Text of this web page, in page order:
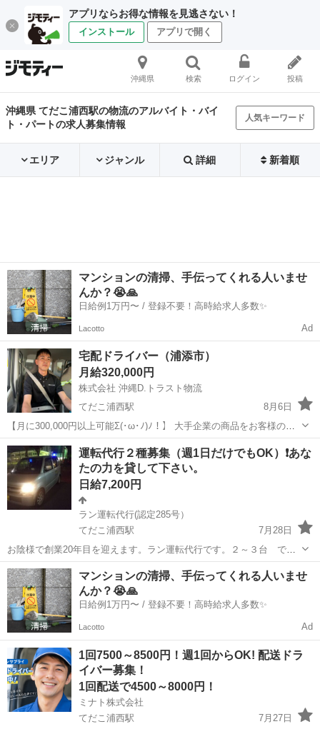
アプリならお得な情報を見逃さない！
インストール アプリで開く
沖縄県 検索 ログイン 投稿
沖縄県 てだこ浦西駅の物流のアルバイト・バイ
ト・パートの求人募集情報
人気キーワード
エリア ジャンル 詳細 新着順
マンションの清掃、手伝ってくれる人いませ
んか？😭🙏
日給例1万円〜 / 登録不要！高時給求人多数✨
Lacotto Ad
宅配ドライバー（浦添市）
月給320,000円
株式会社 沖縄D.トラスト物流
てだこ浦西駅
8月6日
【月に300,000円以上可能Σ(･ω･ﾉ)ﾉ！】 大手企業の商品をお客様の個
人宅へお届けする、宅配ドライバーを募集いたします！ 軽貨物車両を
お持ちでなくてもOK！会社が低額で貸し出しいたします！ 未経験の
方の応募も可...
沖縄 浦添市 てだこ浦西駅 ドライバー 積み込み
運転代行２種募集（週1日だけでもOK）❗️あな
たの力を貸して下さい。
日給7,200円
ラン運転代行(認定285号）
てだこ浦西駅
7月28日
お陰様で創業20年目を迎えます。ラン運転代行です。２～３台 で良
く宜野湾市近郊を稼働させて貰っています。スタッフ皆さん勤続年数
も長く、女性スタッフも頑張っております。融通の利く働きやすい 環
境にある職場だと思います。 ★...
沖縄 宜野湾市 てだこ浦西駅 ドライバー スタッフ
マンションの清掃、手伝ってくれる人いませ
んか？😭🙏
日給例1万円〜 / 登録不要！高時給求人多数✨
Lacotto Ad
1回7500～8500円！週1回からOK! 配送ドラ
イバー募集！
1回配送で4500～8000円！
ミナト株式会社
てだこ浦西駅
7月27日